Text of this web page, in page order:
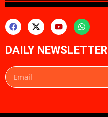
DAILY NEWSLETTER